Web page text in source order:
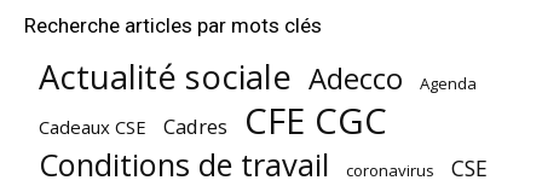
Recherche articles par mots clés
Actualité sociale Adecco Agenda
Cadeaux CSE Cadres CFE CGC
Conditions de travail coronavirus CSE